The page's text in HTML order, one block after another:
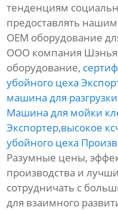
тенденциям
предоставлять
OEM оборудование
ООО компания
оборудование,
убойного цеха
машина для
Машина для мойки
Экспортер,высокое
убойного цеха
Разумные цены,
производства и
сотрудничать с
для взаимного